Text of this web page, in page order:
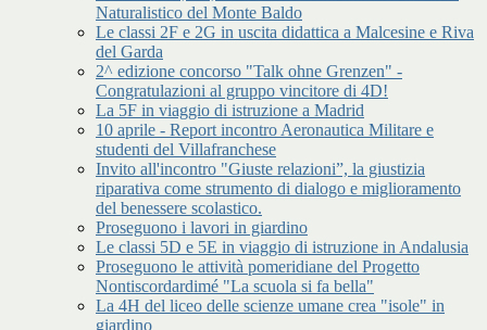
Naturalistico del Monte Baldo
Le classi 2F e 2G in uscita didattica a Malcesine e Riva
del Garda
2^ edizione concorso "Talk ohne Grenzen" -
Congratulazioni al gruppo vincitore di 4D!
La 5F in viaggio di istruzione a Madrid
10 aprile - Report incontro Aeronautica Militare e
studenti del Villafranchese
Invito all'incontro "Giuste relazioni”, la giustizia
riparativa come strumento di dialogo e miglioramento
del benessere scolastico.
Proseguono i lavori in giardino
Le classi 5D e 5E in viaggio di istruzione in Andalusia
Proseguono le attività pomeridiane del Progetto
Nontiscordardimé "La scuola si fa bella"
La 4H del liceo delle scienze umane crea "isole" in
giardino